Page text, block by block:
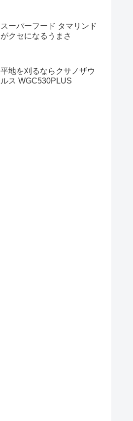
スーパーフード タマリンド
がクセになるうまさ
平地を刈るならクサノザウ
ルス WGC530PLUS